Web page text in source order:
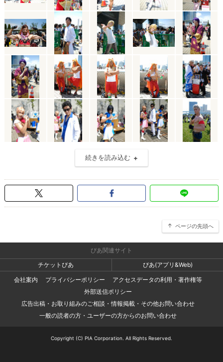
続きを読み込む
ページの先頭へ
ぴあ関連サイト
チケットぴあ
ぴあ(アプリ&Web)
会社案内
プライバシーポリシー
アクセスデータの利用・著作権等
外部送信ポリシー
広告出稿・お取り組みのご相談・情報掲載・その他お問い合わせ
一般の読者の方・ユーザーの方からのお問い合わせ
Copyright (C) PIA Corporation. All Rights Reserved.